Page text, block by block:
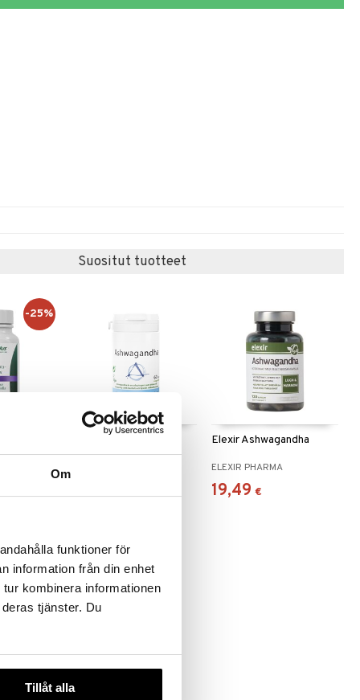
Om
funktioner för
information från din enhet
kombinera informationen
tjänster. Du
Tillåt alla
Suositut tuotteet
-25%
10,90
Elexir Ashwagandha
ELEXIR PHARMA
19,49 €